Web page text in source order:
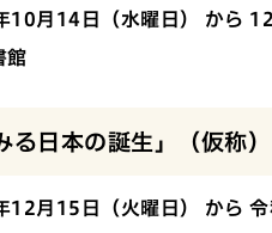
月14日（水曜日） から
館
日本の誕生」（仮称）
月15日（火曜日） から